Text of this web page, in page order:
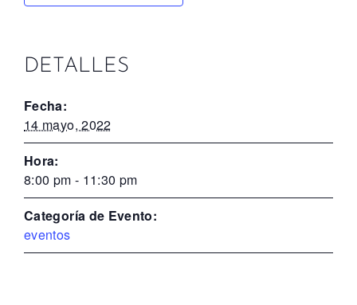
DETALLES
Fecha:
14 mayo, 2022
Hora:
8:00 pm - 11:30 pm
Categoría de Evento:
eventos